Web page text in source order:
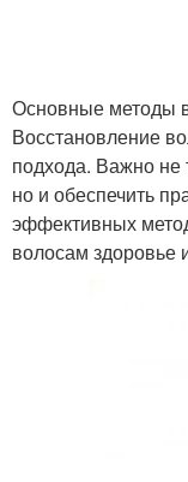
Маска с
Основные методы
Восстановление
подхода. Важно не
но и обеспечить
эффективных
волосам здоровье